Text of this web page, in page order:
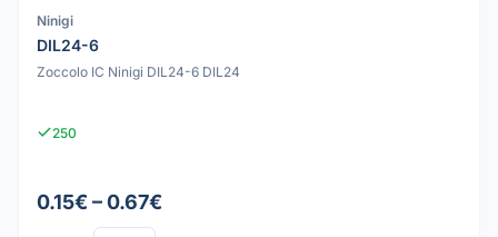
Ninigi
DIL24-6
Zoccolo IC Ninigi DIL24-6 DIL24
250
0.15€ – 0.67€